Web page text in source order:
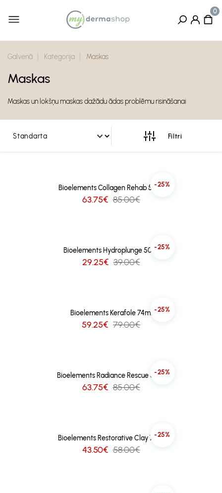
Galvenā Kategorija Maskas
Maskas
Maskas un lokšņu maskas dažādu ādas problēmu risināšanai
-25%
Bioelements Collagen Rehab 50ml
63.75€ 85.00€
-25%
Bioelements Hydroplunge 50ml
29.25€ 39.00€
-25%
Bioelements Kerafole 74ml
59.25€ 79.00€
-25%
Bioelements Radiance Rescue 50ml
63.75€ 85.00€
-25%
Bioelements Restorative Clay 74ml
43.50€ 58.00€